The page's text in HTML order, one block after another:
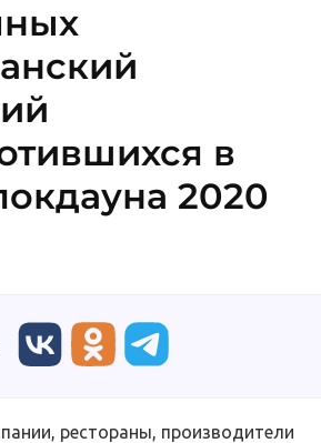
в
2020
рестораны, производители